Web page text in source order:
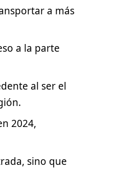
a más
a la parte
al ser el
2024,
sino que